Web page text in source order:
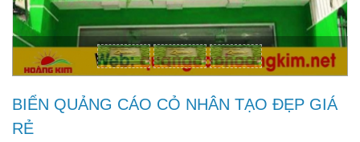
BIỂN QUẢNG CÁO CỎ NHÂN TẠO ĐẸP GIÁ
RẺ